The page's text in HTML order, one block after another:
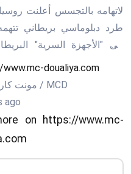
لاتهامه بالتجسس
طرد دبلوماسي بريطاني تتهمه
إلى "الأجهزة السرية"
اتهامات وصفتها لندن بأنها
تصعيد جديد للتوترات الثنائية
doualiya.com
مونت كارلو الدولية / MCD
ago
on https://www.mc-